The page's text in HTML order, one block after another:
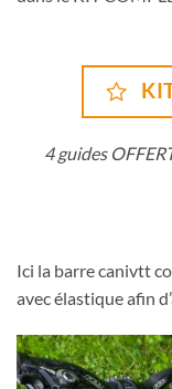
4 guides
Ici la barre canivtt
avec élastique afin